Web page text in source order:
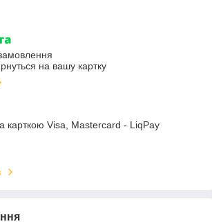
на вашу картку
карткою Visa, Mastercard - LiqPay